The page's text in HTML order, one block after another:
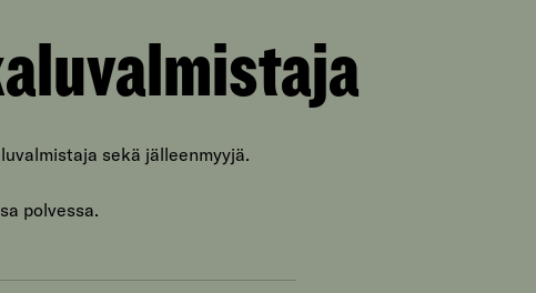
sekä jälleenmyyjä.
polvessa.